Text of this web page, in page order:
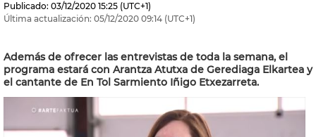
Publicado: 03/12/2020 15:25 (UTC+1)
Última actualización: 05/12/2020 09:14 (UTC+1)
Además de ofrecer las entrevistas de toda la semana, el
programa estará con Arantza Atutxa de Gerediaga Elkartea y
el cantante de En Tol Sarmiento Iñigo Etxezarreta.